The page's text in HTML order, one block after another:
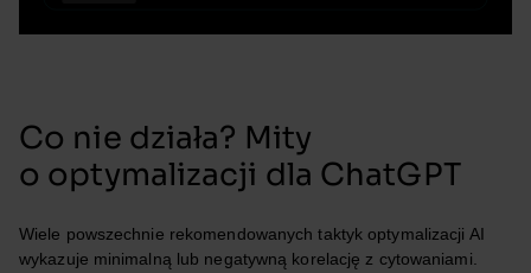
Co nie działa? Mity
o optymalizacji dla ChatGPT
Wiele powszechnie rekomendowanych taktyk optymalizacji AI
wykazuje minimalną lub negatywną korelację z cytowaniami.